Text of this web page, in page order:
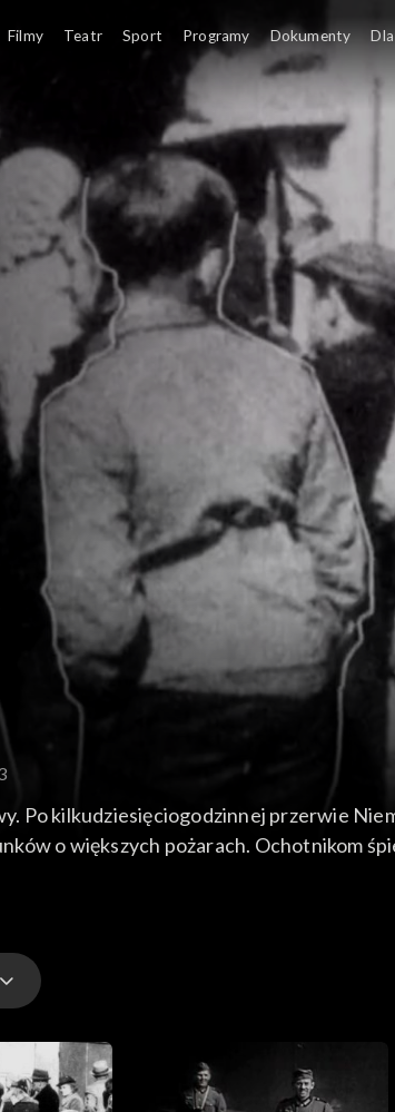
Po kilkudziesięciogodzinnej przerwie
o większych pożarach. Ochotnikom
Holstein ostrzeliwuje Gdynię z
Filmy Teatr Sport Programy Dokumenty